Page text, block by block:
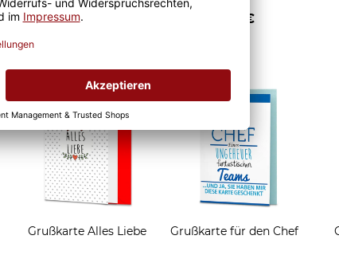
2,50 € 2,95 €
Grußkarten zum Verschenken
Grußkarte Alles Liebe Grußkarte für den Chef